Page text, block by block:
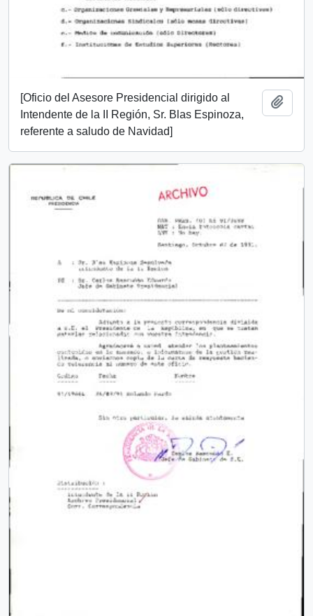
[Oficio del Asesore Presidencial dirigido al
Intendente de la II Región, Sr. Blas Espinoza,
referente a saludo de Navidad]